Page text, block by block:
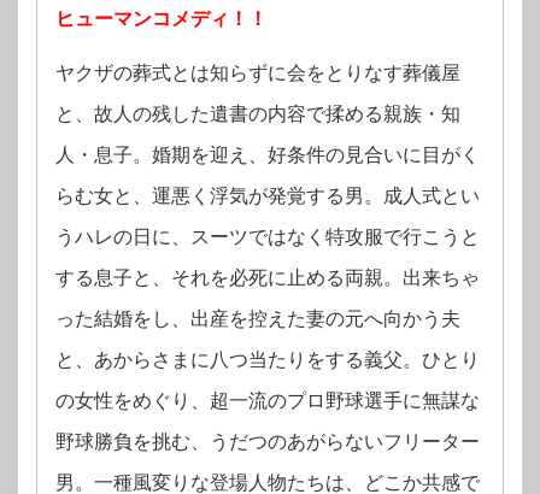
ヒューマンコメディ！！
ヤクザの葬式とは知らずに会をとりなす葬儀屋
と、故人の残した遺書の内容で揉める親族・知
人・息子。婚期を迎え、好条件の見合いに目がく
らむ女と、運悪く浮気が発覚する男。成人式とい
うハレの日に、スーツではなく特攻服で行こうと
する息子と、それを必死に止める両親。出来ちゃ
った結婚をし、出産を控えた妻の元へ向かう夫
と、あからさまに八つ当たりをする義父。ひとり
の女性をめぐり、超一流のプロ野球選手に無謀な
野球勝負を挑む、うだつのあがらないフリーター
男。一種風変りな登場人物たちは、どこか共感で